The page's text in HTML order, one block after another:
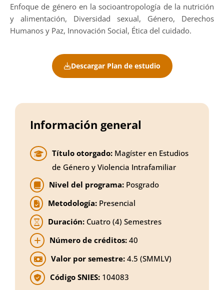
Enfoque de género en la socioantropología de la nutrición
y alimentación, Diversidad sexual, Género, Derechos
Humanos y Paz, Innovación Social, Ética del cuidado.
Descargar Plan de estudio
Información general
Título otorgado: Magíster en Estudios
de Género y Violencia Intrafamiliar
Nivel del programa: Posgrado
Metodología: Presencial
Duración: Cuatro (4) Semestres
Número de créditos: 40
Valor por semestre: 4.5 (SMMLV)
Código SNIES: 104083